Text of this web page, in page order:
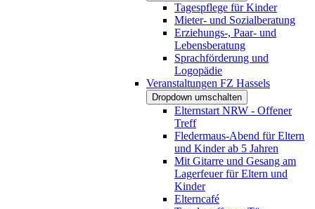
Tagespflege für Kinder
Mieter- und Sozialberatung
Erziehungs-, Paar- und
Lebensberatung
Sprachförderung und
Logopädie
Veranstaltungen FZ Hassels
Dropdown umschalten
Elternstart NRW - Offener
Treff
Fledermaus-Abend für Eltern
und Kinder ab 5 Jahren
Mit Gitarre und Gesang am
Lagerfeuer für Eltern und
Kinder
Elterncafé